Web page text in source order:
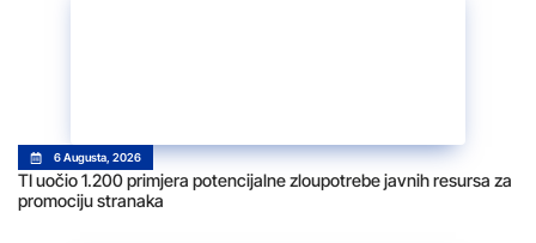
6 Augusta, 2026
TI uočio 1.200 primjera potencijalne zloupotrebe javnih resursa za
promociju stranaka